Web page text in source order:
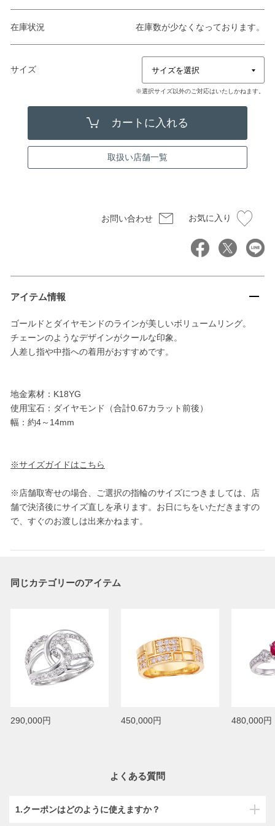
在庫状況 在庫数が少なくなっております。
サイズ
※選択サイズ以外のご対応はいたしかねます。
取扱い店舗一覧
お問い合わせ お気に入り
アイテム情報
ゴールドとダイヤモンドのラインが美しいボリュームリング。
チェーンのようなデザインがクールな印象。
人差し指や中指への着用がおすすめです。
地金素材：K18YG
使用宝石：ダイヤモンド（合計0.67カラット前後）
幅：約4～14mm
※サイズガイドはこちら
※店舗取寄せの場合、ご選択の指輪のサイズにつきましては、店
舗で決済後にサイズ直しを承ります。お日にちをいただきますの
で、すぐのお渡しは出来かねます。
同じカテゴリーのアイテム
290,000円 450,000円 480,000円
よくある質問
1.クーポンはどのように使えますか？